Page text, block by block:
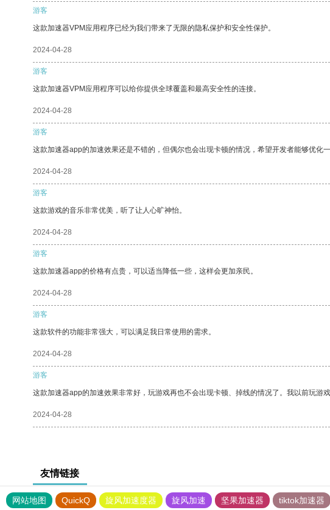
游客
这款加速器VPM应用程序已经为我们带来了无限的隐私保护和安全性保护。
2024-04-28
游客
这款加速器VPM应用程序可以给你提供全球覆盖和最高安全性的连接。
2024-04-28
游客
这款加速器app的加速效果还是不错的，但偶尔也会出现卡顿的情况，希望开发者能够优化一
2024-04-28
游客
这款游戏的音乐非常优美，听了让人心旷神怡。
2024-04-28
游客
这款加速器app的价格有点贵，可以适当降低一些，这样会更加亲民。
2024-04-28
游客
这款软件的功能非常强大，可以满足我日常使用的需求。
2024-04-28
游客
这款加速器app的加速效果非常好，玩游戏再也不会出现卡顿、掉线的情况了。我以前玩游
2024-04-28
友情链接
网站地图 QuickQ 旋风加速度器 旋风加速 坚果加速器 tiktok加速器